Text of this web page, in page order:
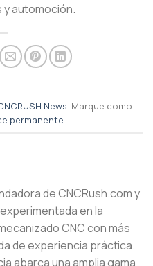
automoción.
News. Marque como
permanente.
de CNCRush.com y
en la
CNC con más
de experiencia práctica.
abarca una amplia gama